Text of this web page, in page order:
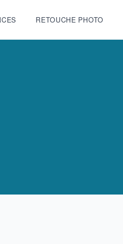
RETOUCHE PHOTO